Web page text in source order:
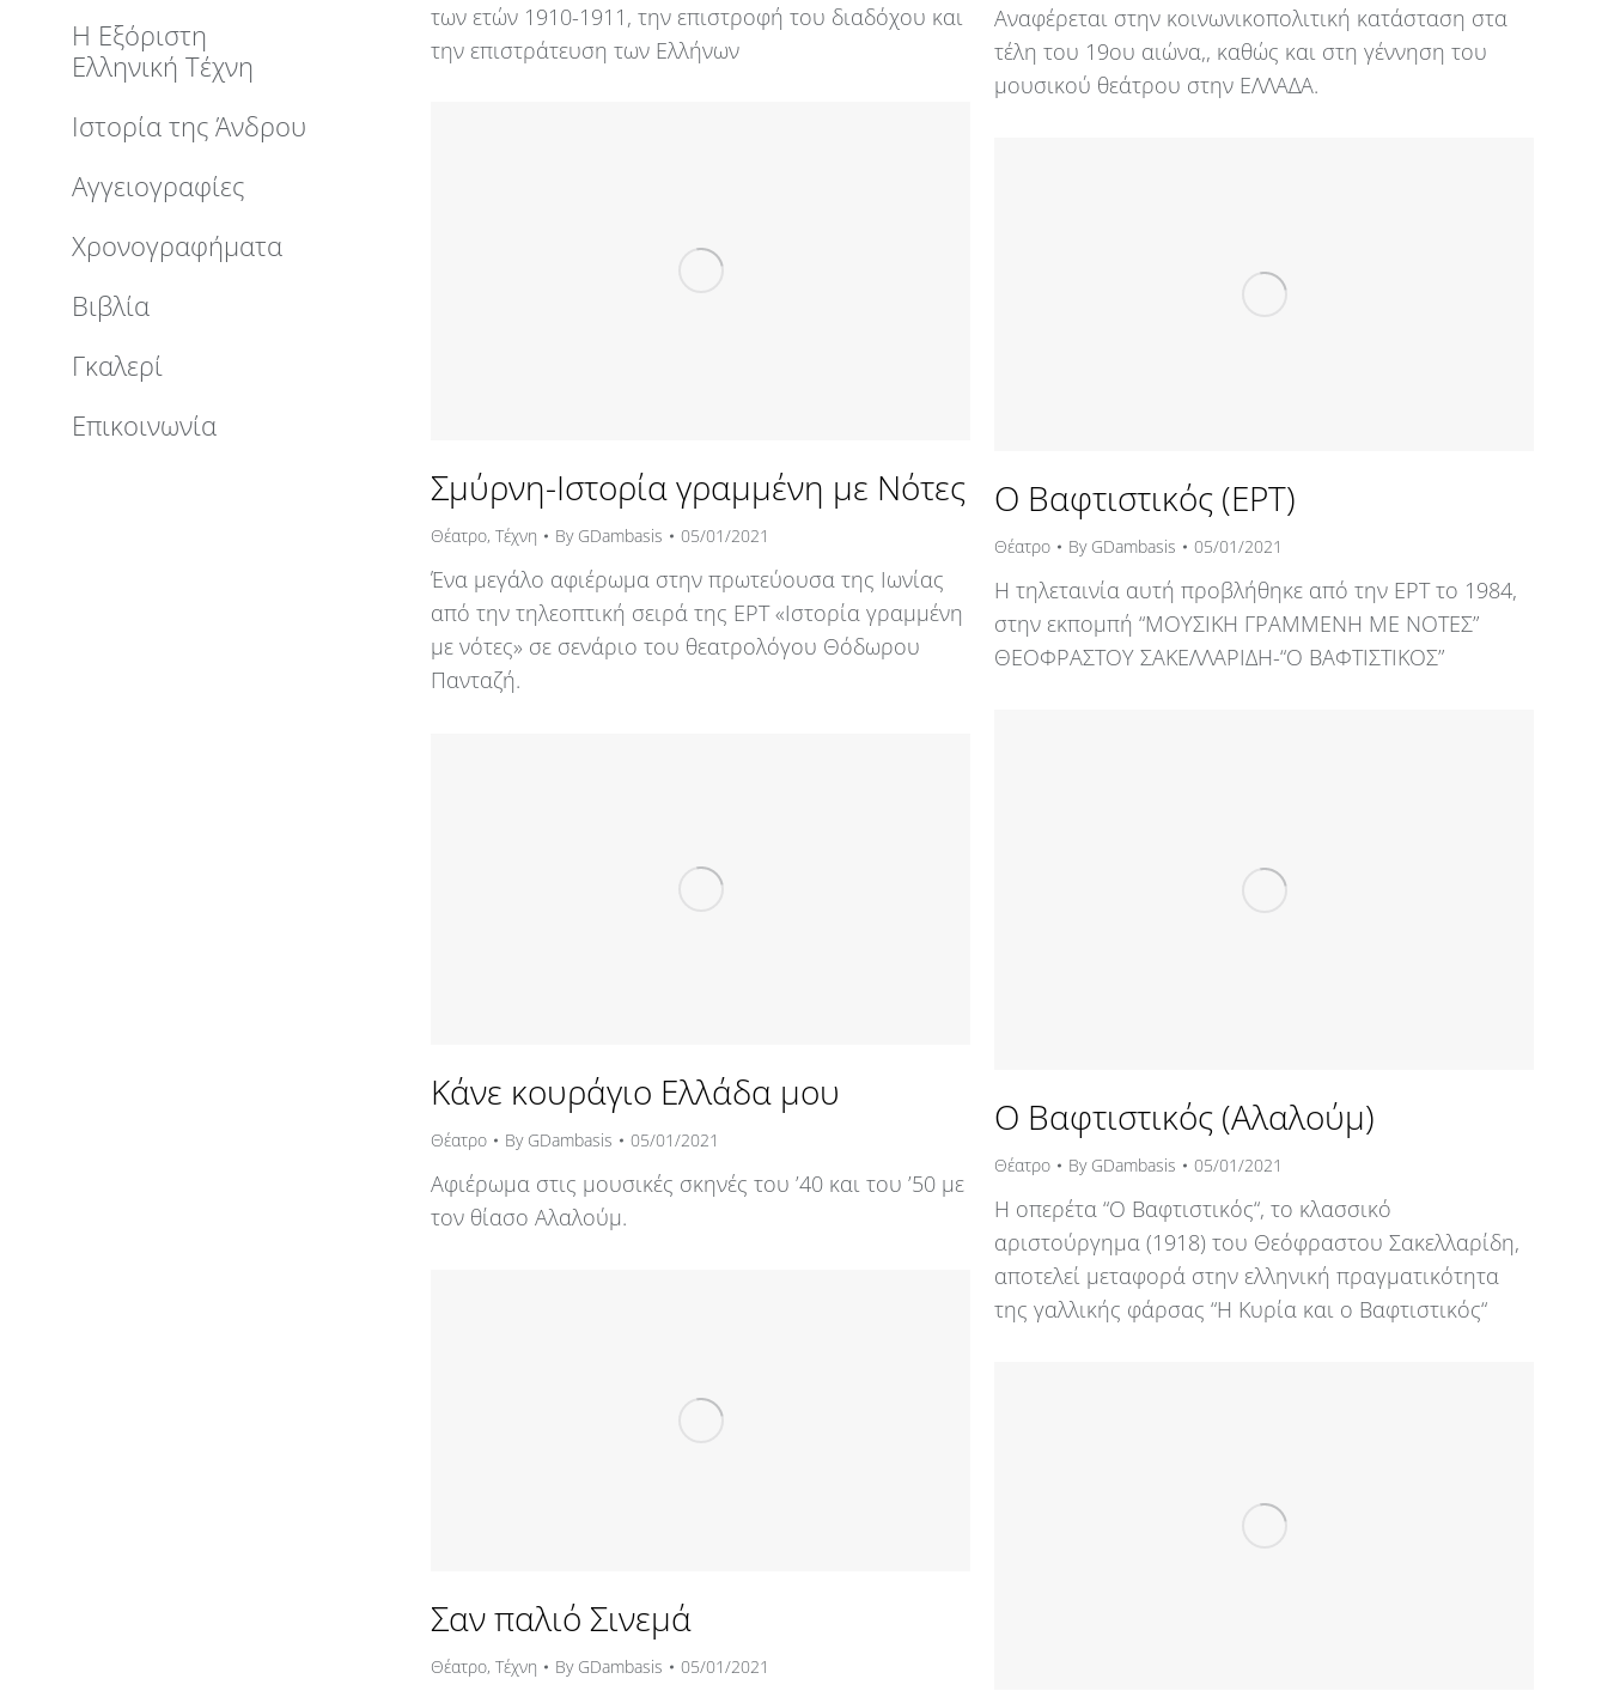
Η Εξόριστη
Ελληνική Τέχνη
Ιστορία της Άνδρου
Αγγειογραφίες
Χρονογραφήματα
Βιβλία
Γκαλερί
Επικοινωνία
των ετών 1910-1911, την επιστροφή του διαδόχου και
την επιστράτευση των Ελλήνων
Αναφέρεται στην κοινωνικοπολιτική κατάσταση στα
τέλη του 19ου αιώνα,, καθώς και στη γέννηση του
μουσικού θεάτρου στην ΕΛΛΑΔΑ.
Σμύρνη-Ιστορία γραμμένη με Νότες
Θέατρο, Τέχνη By GDambasis 05/01/2021
Ένα μεγάλο αφιέρωμα στην πρωτεύουσα της Ιωνίας
από την τηλεοπτική σειρά της ΕΡΤ «Ιστορία γραμμένη
με νότες» σε σενάριο του θεατρολόγου Θόδωρου
Πανταζή.
Ο Βαφτιστικός (ΕΡΤ)
Θέατρο By GDambasis 05/01/2021
Η τηλεταινία αυτή προβλήθηκε από την ΕΡΤ το 1984,
στην εκπομπή “ΜΟΥΣΙΚΗ ΓΡΑΜΜΕΝΗ ΜΕ ΝΟΤΕΣ”
ΘΕΟΦΡΑΣΤΟΥ ΣΑΚΕΛΛΑΡΙΔΗ-“Ο BAΦΤΙΣΤΙΚΟΣ”
Ο Βαφτιστικός (Αλαλούμ)
Θέατρο By GDambasis 05/01/2021
Η οπερέτα “Ο Βαφτιστικός“, το κλασσικό
αριστούργημα (1918) του Θεόφραστου Σακελλαρίδη,
αποτελεί μεταφορά στην ελληνική πραγματικότητα
της γαλλικής φάρσας “Η Κυρία και ο Βαφτιστικός“
Κάνε κουράγιο Ελλάδα μου
Θέατρο By GDambasis 05/01/2021
Αφιέρωμα στις μουσικές σκηνές του ’40 και του ’50 με
τον θίασο Αλαλούμ.
Σαν παλιό Σινεμά
Θέατρο, Τέχνη By GDambasis 05/01/2021